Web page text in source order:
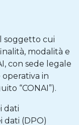
soggetto cui
modalità e
con sede legale
operativa in
“CONAI”).
dati
dati (DPO)